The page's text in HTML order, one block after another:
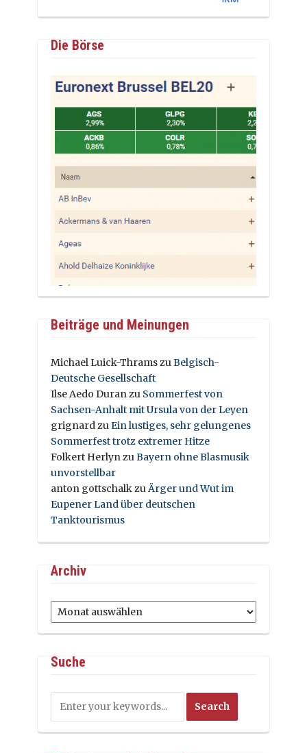
Die Börse
Beiträge und Meinungen
Michael Luick-ThramszuBelgisch-
Deutsche Gesellschaft
Ilse Aedo Duranzu Sommerfest von
Sachsen-Anhalt mit Ursula von der Leyen
grignardzuEin lustiges, sehr gelungenes
Sommerfest trotz extremer Hitze
Folkert HerlynzuBayern ohne Blasmusik
unvorstellbar
anton gottschalkzuÄrger und Wut im
Eupener Land über deutschen
Tanktourismus
Archiv
Archiv
Suche